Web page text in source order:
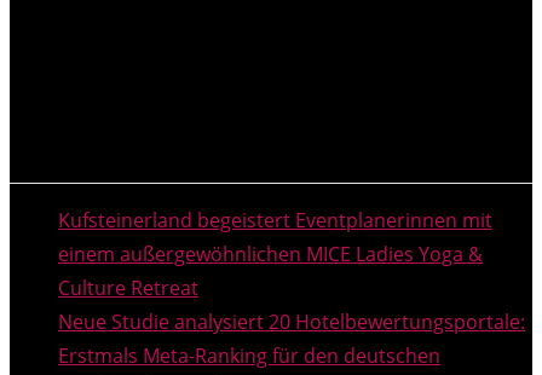
Kufsteinerland begeistert Eventplanerinnen mit
einem außergewöhnlichen MICE Ladies Yoga &
Culture Retreat
Neue Studie analysiert 20 Hotelbewertungsportale:
Erstmals Meta-Ranking für den deutschen